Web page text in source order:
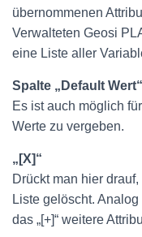
übernommenen
Verwalteten Geosi
eine Liste aller
Spalte „Default Wert“
Es ist auch möglich
Werte zu vergeben.
„[X]“
Drückt man hier
Liste gelöscht.
das „[+]“ weitere